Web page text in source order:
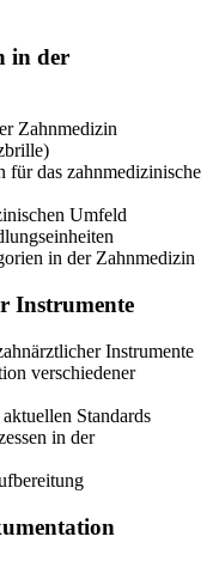
in der
Zahnmedizin
für das zahnmedizinische
Umfeld
in der Zahnmedizin
Instrumente
Instrumente
verschiedener
Standards
in der